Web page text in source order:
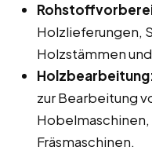
Holzlieferungen,
Holzstämmen
zur Bearbeitung
Fräsmaschinen.